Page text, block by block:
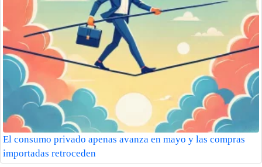
El consumo privado apenas avanza en mayo y las compras
importadas retroceden